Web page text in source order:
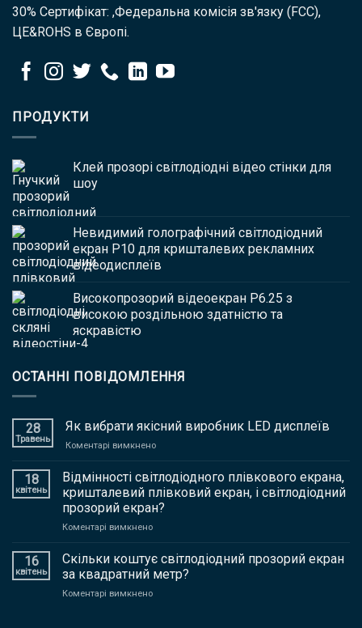
30% Сертифікат: ,Федеральна комісія зв'язку (FCC),
ЦЕ&ROHS в Європі.
ПРОДУКТИ
Клей прозорі світлодіодні відео стінки для
шоу
Невидимий голографічний світлодіодний
екран P10 для кришталевих рекламних
відеодисплеїв
Високопрозорий відеоекран P6.25 з
високою роздільною здатністю та
яскравістю
ОСТАННІ ПОВІДОМЛЕННЯ
28
Травень
Як вибрати якісний виробник LED дисплеїв
Коментарі вимкненона
вибрати
якісний
виробник
LED
18
квітень
Відмінності світлодіодного плівкового екрана,
кришталевий плівковий екран, і світлодіодний
прозорий екран?
Коментарі вимкненона
світлодіодного
плівкового
екрана,
кришталевий
16
квітень
Скільки коштує світлодіодний прозорий екран
за квадратний метр?
Коментарі вимкненона